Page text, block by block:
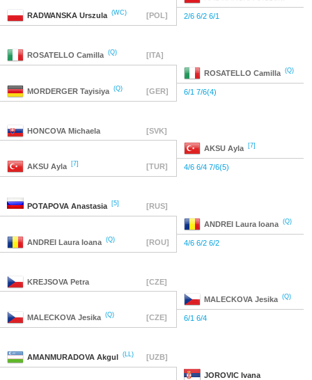
RADWANSKA Urszula (WC) [POL] 2/6 6/2 6/1
ROSATELLO Camilla (Q) [ITA]
ROSATELLO Camilla (Q)
MORDERGER Tayisiya (Q) [GER] 6/1 7/6(4)
HONCOVA Michaela [SVK]
AKSU Ayla [7]
AKSU Ayla [7] [TUR] 4/6 6/4 7/6(5)
POTAPOVA Anastasia [5] [RUS]
ANDREI Laura Ioana (Q)
ANDREI Laura Ioana (Q) [ROU] 4/6 6/2 6/2
KREJSOVA Petra [CZE]
MALECKOVA Jesika (Q)
MALECKOVA Jesika (Q) [CZE] 6/1 6/4
AMANMURADOVA Akgul (LL) [UZB]
JOROVIC Ivana